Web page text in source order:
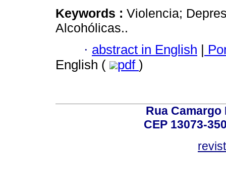
Keywords : Violencia;
Alcohólicas..
· abstract in English |
English (
pdf )
Rua Camargo
CEP 13073-